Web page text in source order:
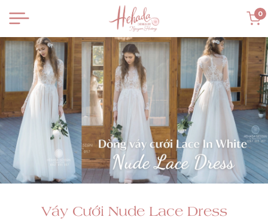
0
Váy Cưới Nude Lace Dress